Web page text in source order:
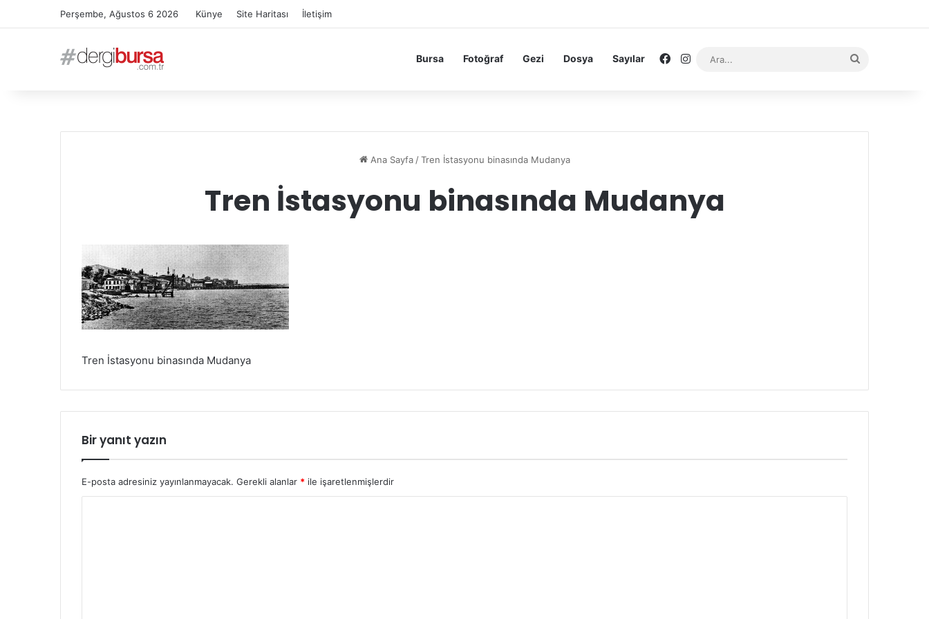
Perşembe, Ağustos 6 2026 Künye Site Haritası İletişim
Bursa Fotoğraf Gezi Dosya Sayılar Facebook
Instagram
Ana Sayfa / Tren İstasyonu binasında Mudanya
Tren İstasyonu binasında Mudanya
Tren İstasyonu binasında Mudanya
Bir yanıt yazın
E-posta adresiniz yayınlanmayacak. Gerekli alanlar * ile işaretlenmişlerdir